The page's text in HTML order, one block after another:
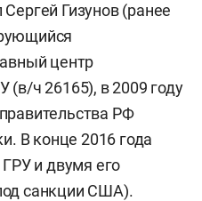
Гизунов (ранее
центр
(в/ч 26165), в 2009 году
РФ
В конце 2016 года
ГРУ и двумя его
санкции США).